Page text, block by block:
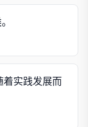
着实践发展而